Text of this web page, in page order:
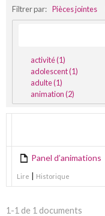
Filtrer par: Pièces jointes
activité (1)
adolescent (1)
adulte (1)
animation (2)
Panel d’animations
Lire | Historique
1-1 de 1 documents